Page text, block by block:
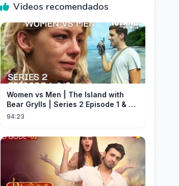
Videos recomendados
Women vs Men | The Island with
Bear Grylls | Series 2 Episode 1 & 2 |
Full Episode
94:23